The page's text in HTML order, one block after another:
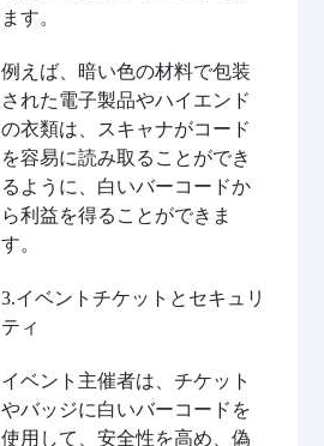
ます。
例えば、暗い色の材料で包装
された電子製品やハイエンド
の衣類は、スキャナがコード
を容易に読み取ることができ
るように、白いバーコードか
ら利益を得ることができま
す。
3.イベントチケットとセキュリ
ティ
イベント主催者は、チケット
やバッジに白いバーコードを
使用して、安全性を高め、偽